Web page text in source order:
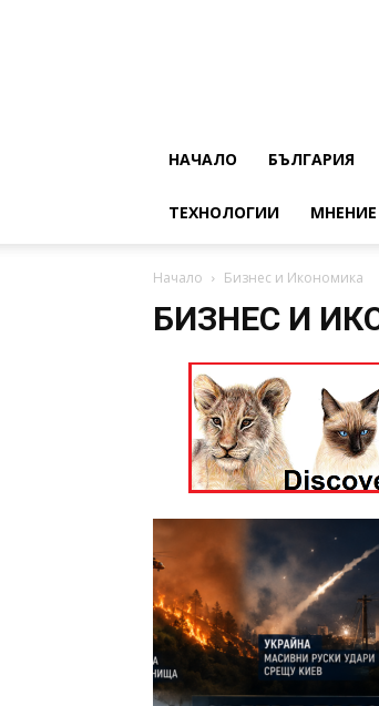
НАЧАЛО БЪЛГАРИЯ
ТЕХНОЛОГИИ МНЕНИЕ
Начало Бизнес и Икономика
БИЗНЕС И